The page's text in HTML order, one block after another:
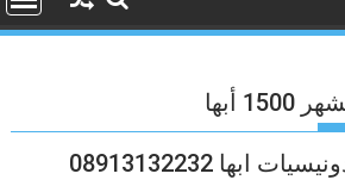
أبها
ابها 08913132232